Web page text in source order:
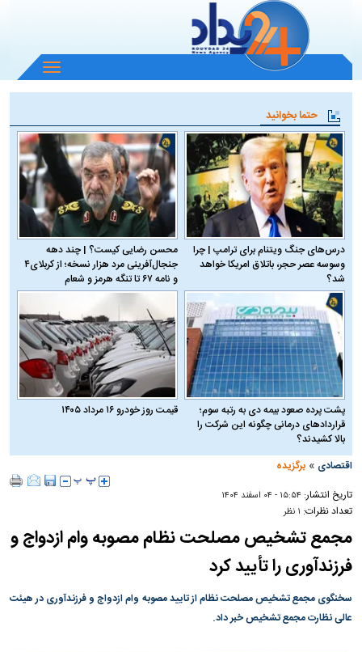
باز
و
منو
حتما بخوانید
درس‌های جنگ ویتنام برای ترامپ | چرا
وسوسه عصر حجر، باتلاق امریکا خواهد
شد؟
محسن رضایی کیست؟ | چند دهه
جنجال‌آفرینی مرد هزار نسخه؛ از کربلای۴
و نامه ۶۷ تا تنگه هرمز و شعام
پشت پرده صعود بیمه دی به رتبه سوم؛
قراردادهای درمانی چگونه این شرکت را
بالا کشیدند؟
قیمت روز خودرو ۱۶ مرداد ۱۴۰۵
اقتصادی »برگزیده
تاریخ انتشار: ۱۵:۵۴ - ۰۴ اسفند ۱۴۰۴
تعداد نظرات: ۱ نظر
مجمع تشخیص مصلحت نظام مصوبه وام ازدواج و
فرزندآوری را تأیید کرد
سخنگوی مجمع تشخیص مصلحت نظام از تایید مصوبه وام ازدواج و فرزندآوری در هیئت
عالی نظارت مجمع تشخیص خبر داد.